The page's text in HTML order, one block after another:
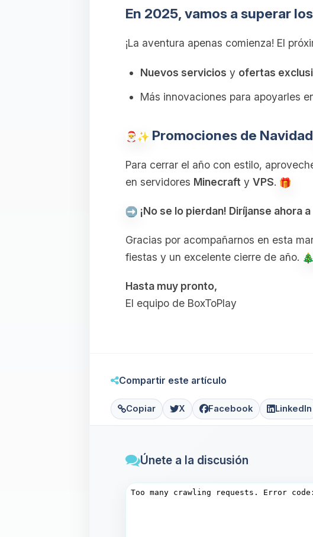
En 2025, vamos a superar
¡La aventura apenas comienza! El
Nuevos servicios y ofertas
Más innovaciones para apoyarles
Promociones de Navidad
Para cerrar el año con estilo,
en servidores Minecraft y VPS.
¡No se lo pierdan! Diríjanse ahora
Gracias por acompañarnos en esta
fiestas y un excelente cierre de año.
Hasta muy pronto,
El equipo de BoxToPlay
Compartir este artículo
Copiar X Facebook LinkedIn
Únete a la discusión